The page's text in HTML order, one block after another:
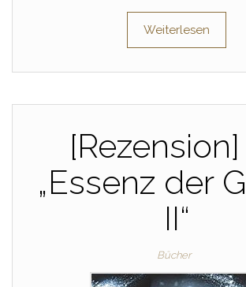
Weiterlesen
„Essenz der
II“
Bücher